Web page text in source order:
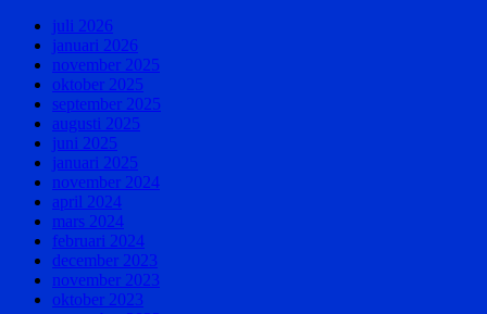
juli 2026
januari 2026
november 2025
oktober 2025
september 2025
augusti 2025
juni 2025
januari 2025
november 2024
april 2024
mars 2024
februari 2024
december 2023
november 2023
oktober 2023